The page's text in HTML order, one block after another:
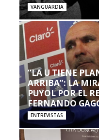
VANGUARDIA
“LA U TIENE
ARRIBA”: LA
PUYOL POR EL
FERNANDO
ENTREVISTAS